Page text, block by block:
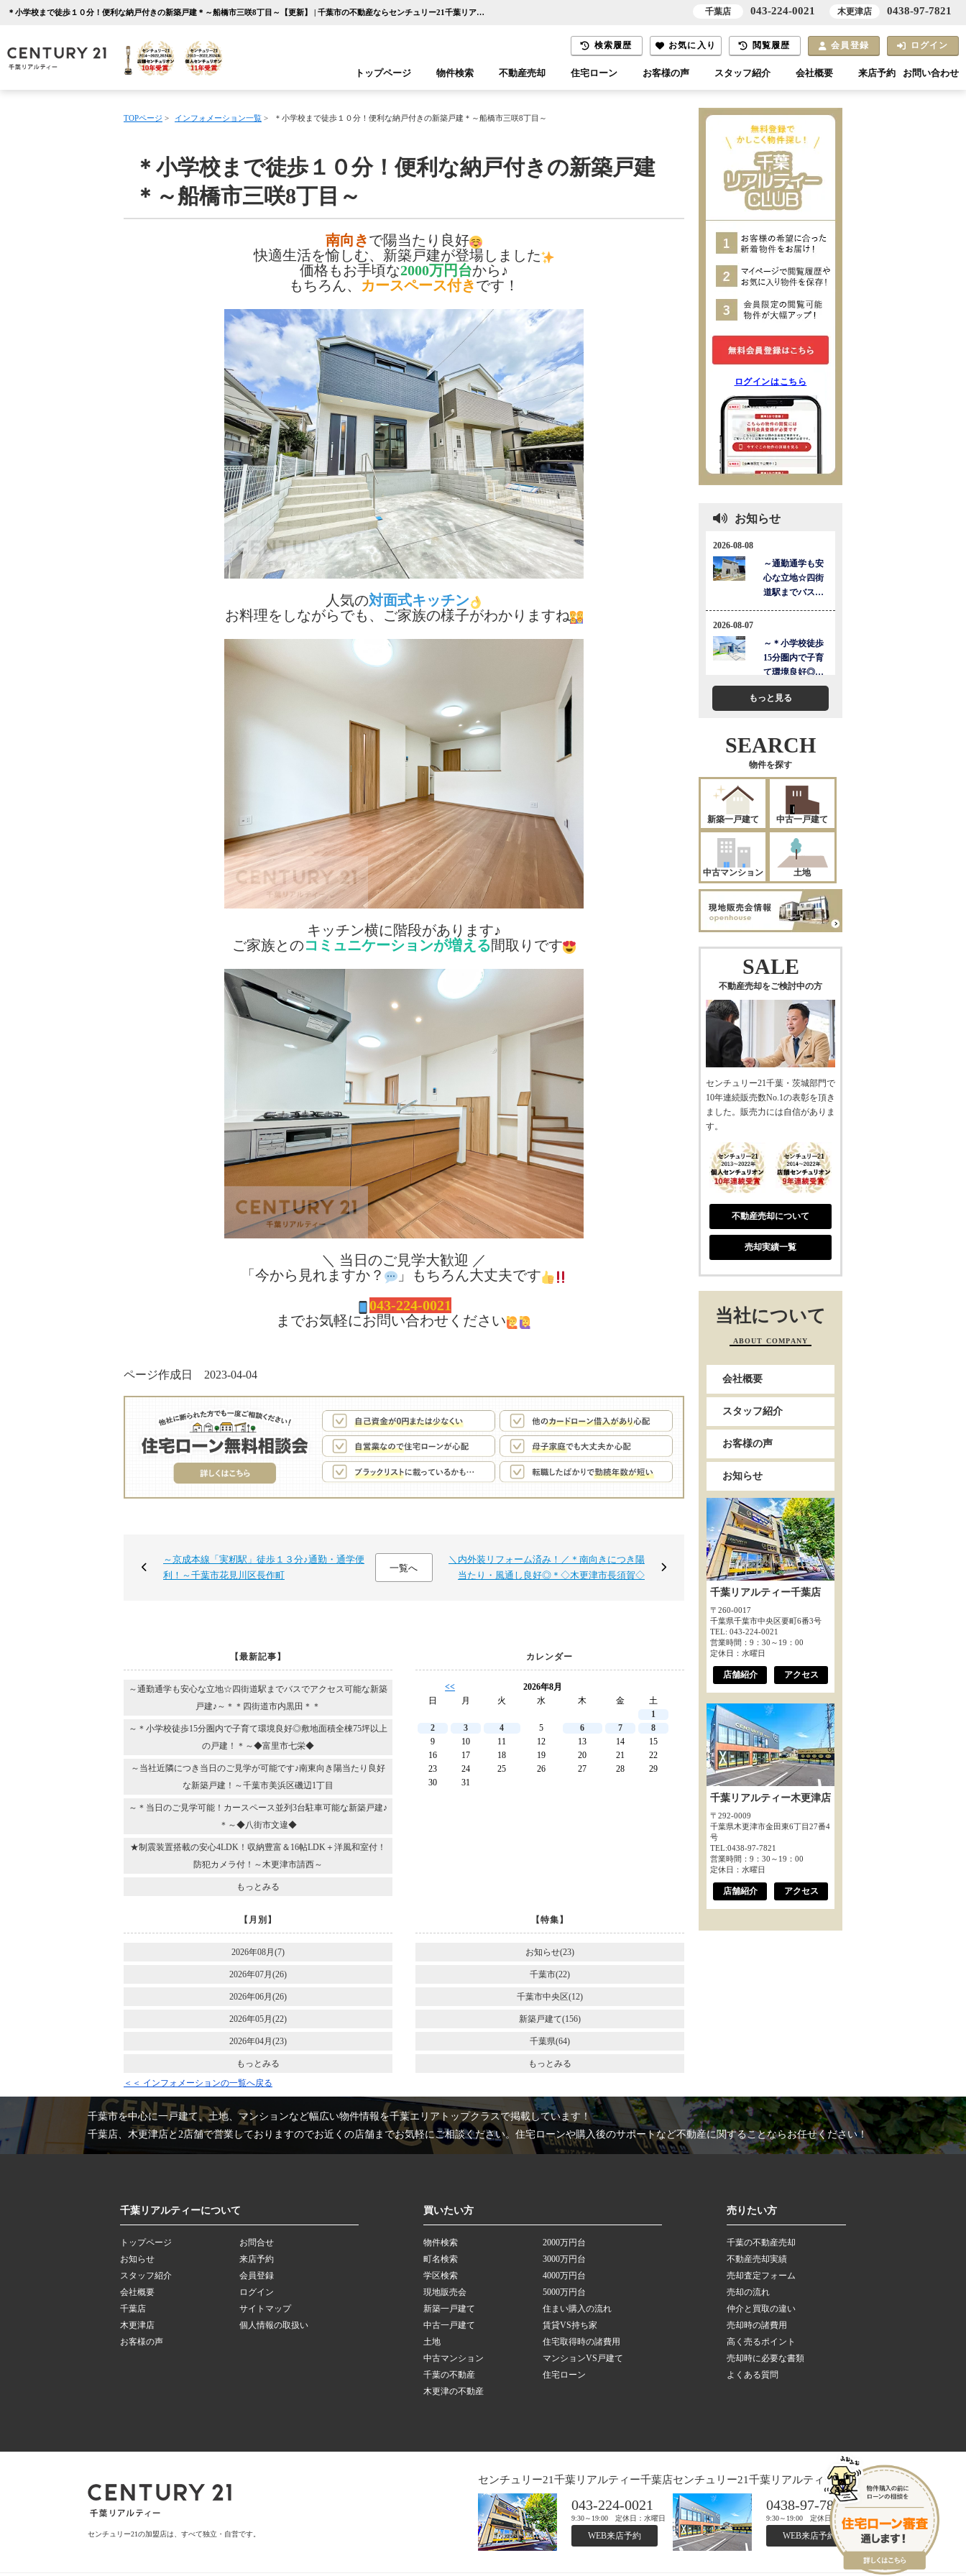
＊小学校まで徒歩１０分！便利な納戸付きの新築戸建＊～船橋市三咲8丁目～【更新】 | 千葉市の不動産ならセンチュリー21千葉リアルティー
検索履歴 お気に入り 閲覧履歴 会員登録 ログイン
トップページ 物件検索
千葉エリア 木更津エリア
不動産売却 住宅ローン お客様の声 スタッフ紹介 会社概要 来店予約 お問い合わせ
TOPページ > インフォメーション一覧 > ＊小学校まで徒歩１０分！便利な納戸付きの新築戸建＊～船橋市三咲8丁目～
＊小学校まで徒歩１０分！便利な納戸付きの新築戸建
＊～船橋市三咲8丁目～
南向きで陽当たり良好
快適生活を愉しむ、新築戸建が登場しました
価格もお手頃な2000万円台から♪
もちろん、 カースペース付きです！
人気の対面式キッチン
お料理をしながらでも、ご家族の様子がわかりますね
キッチン横に階段があります♪
ご家族とのコミュニケーションが増える間取りです
＼ 当日のご見学大歓迎 ／
「今から見れますか？
」もちろん大丈夫です
043-224-0021
までお気軽にお問い合わせください
ページ作成日 2023-04-04
～京成本線「実籾駅」徒歩１３分♪通勤・通学便
利！～千葉市花見川区長作町
一覧へ
＼内外装リフォーム済み！／＊南向きにつき陽
当たり・風通し良好◎＊◇木更津市長須賀◇
【最新記事】
～通勤通学も安心な立地☆四街道駅までバスでアクセス可能な新築
戸建♪～＊＊四街道市内黒田＊＊
～＊小学校徒歩15分圏内で子育て環境良好◎敷地面積全棟75坪以上
の戸建！＊～◆富里市七栄◆
～当社近隣につき当日のご見学が可能です♪南東向き陽当たり良好
な新築戸建！～千葉市美浜区磯辺1丁目
～＊当日のご見学可能！カースペース並列3台駐車可能な新築戸建♪
＊～◆八街市文違◆
★制震装置搭載の安心4LDK！収納豊富＆16帖LDK＋洋風和室付！
防犯カメラ付！～木更津市請西～
もっとみる
カレンダー
<<
2026年8月
日
月 火 水 木 金
土
1
2
3 4 5 6 7
8
9
10 11 12 13 14
15
16
17 18 19 20 21
22
23
24 25 26 27 28
29
30
31
【月別】
2026年08月(7)
2026年07月(26)
2026年06月(26)
2026年05月(22)
2026年04月(23)
もっとみる
【特集】
お知らせ(23)
千葉市(22)
千葉市中央区(12)
新築戸建て(156)
千葉県(64)
もっとみる
＜＜ インフォメーションの一覧へ戻る
ログインはこちら
お知らせ
もっと見る
SEARCH
物件を探す
新築一戸建て 中古一戸建て
中古マンション 土地
SALE
不動産売却をご検討中の方
センチュリー21千葉・茨城部門で
10年連続販売数No.1の表彰を頂き
ました。販売力には自信がありま
す。
不動産売却について
売却実績一覧
当社について
ABOUT COMPANY
会社概要
スタッフ紹介
お客様の声
お知らせ
千葉リアルティー千葉店
〒260-0017
千葉県千葉市中央区要町6番3号
TEL: 043-224-0021
営業時間：9：30～19：00
定休日：水曜日
店舗紹介 アクセス
千葉リアルティー木更津店
〒292-0009
千葉県木更津市金田東6丁目27番4
号
TEL:0438-97-7821
営業時間：9：30～19：00
定休日：水曜日
店舗紹介 アクセス
千葉市を中心に一戸建て、土地、マンションなど幅広い物件情報を千葉エリアトップクラスで掲載しています！
千葉店、木更津店と2店舗で営業しておりますのでお近くの店舗までお気軽にご相談ください。住宅ローンや購入後のサポートなど不動産に関することならお任せください！
千葉リアルティーについて
トップページ
お知らせ
スタッフ紹介
会社概要
千葉店
木更津店
お客様の声
お問合せ
来店予約
会員登録
ログイン
サイトマップ
個人情報の取扱い
買いたい方
物件検索
町名検索
学区検索
現地販売会
新築一戸建て
中古一戸建て
土地
中古マンション
千葉の不動産
木更津の不動産
2000万円台
3000万円台
4000万円台
5000万円台
住まい購入の流れ
賃貸VS持ち家
住宅取得時の諸費用
マンションVS戸建て
住宅ローン
売りたい方
千葉の不動産売却
不動産売却実績
売却査定フォーム
売却の流れ
仲介と買取の違い
売却時の諸費用
高く売るポイント
売却時に必要な書類
よくある質問
センチュリー21の加盟店は、すべて独立・自営です。
センチュリー21千葉リアルティー千葉店
043-224-0021
9:30～19:00 定休日：水曜日
WEB来店予約
センチュリー21千葉リアルティー木更津店
0438-97-7821
9:30～19:00 定休日：水曜日
WEB来店予約
千葉店 043-224-0021 木更津店 0438-97-7821